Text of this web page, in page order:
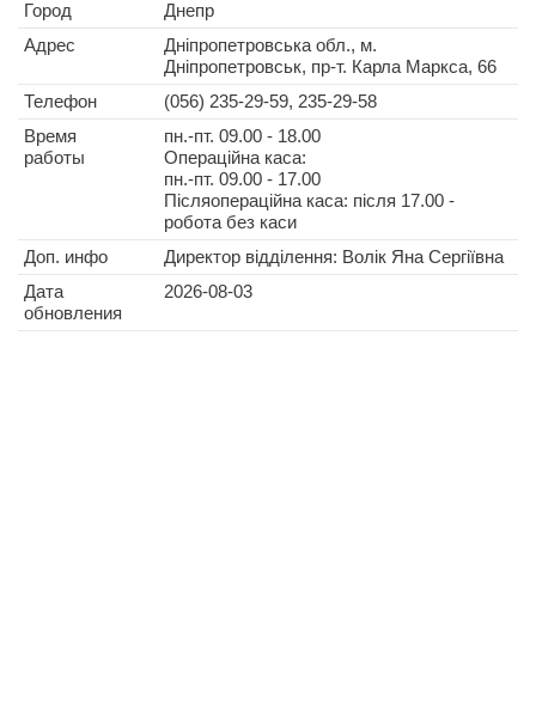
Город
Днепр
Адрес
Дніпропетровська обл., м.
Дніпропетровськ, пр-т. Карла Маркса, 66
Телефон
(056) 235-29-59, 235-29-58
Время
работы
пн.-пт. 09.00 - 18.00
Операційна каса:
пн.-пт. 09.00 - 17.00
Післяопераційна каса: після 17.00 -
робота без каси
Доп. инфо
Директор відділення: Волік Яна Сергіївна
Дата
обновления
2026-08-03